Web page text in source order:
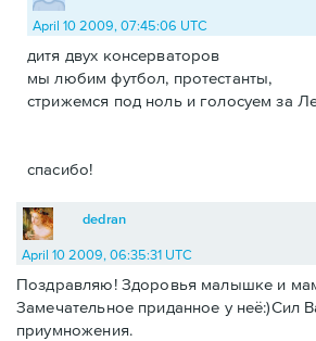
April 10 2009, 07:45:06 UTC
дитя двух консерваторов
мы любим футбол, протестанты,
стрижемся под ноль и голосуем за
спасибо!
dedran
April 10 2009, 06:35:31 UTC
Поздравляю! Здоровья малышке и
Замечательное приданное у неё:)Сил
приумножения.